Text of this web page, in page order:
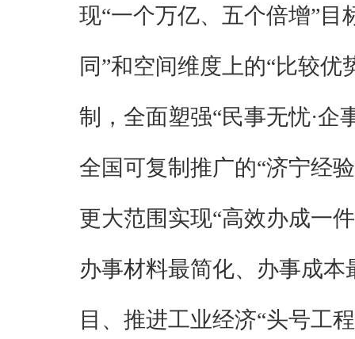
现“一个万亿、五个倍增”
同”和空间维度上的“比较优
制，全面塑强“民事无忧·企
全国可复制推广的“济宁经
更大范围实现“高效办成一
办事材料最简化、办事成
目、推进工业经济“头号工